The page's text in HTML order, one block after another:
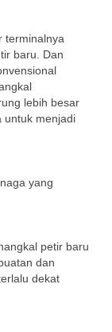
terminalnya
baru. Dan
lebih besar
untuk menjadi
yang
petir baru
dan
dekat